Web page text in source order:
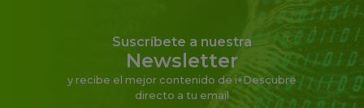
Suscríbete a nuestra
Newsletter
y recibe el mejor contenido de i+Descubre
directo a tu email